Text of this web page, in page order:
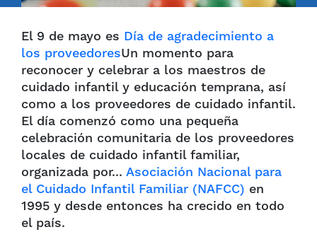
El 9 de mayo es Día de agradecimiento a
los proveedoresUn momento para
reconocer y celebrar a los maestros de
cuidado infantil y educación temprana, así
como a los proveedores de cuidado infantil.
El día comenzó como una pequeña
celebración comunitaria de los proveedores
locales de cuidado infantil familiar,
organizada por... Asociación Nacional para
el Cuidado Infantil Familiar (NAFCC) en
1995 y desde entonces ha crecido en todo
el país.